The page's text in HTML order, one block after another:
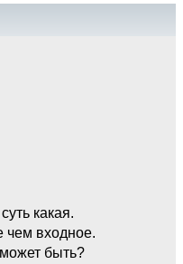
какая.
входное.
быть?